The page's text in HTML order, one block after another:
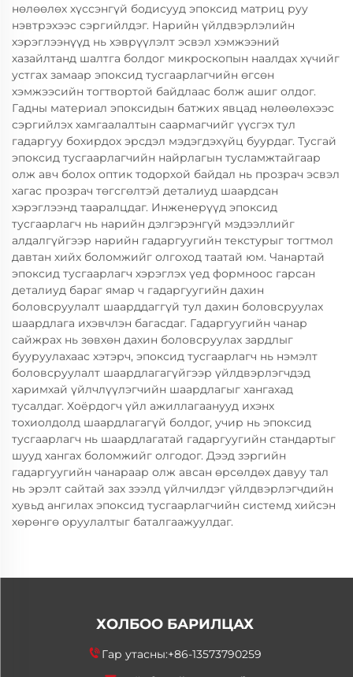
нөлөөлөх хүссэнгүй бодисууд эпоксид матриц руу
нэвтрэхээс сэргийлдэг. Нарийн үйлдвэрлэлийн
хэрэглээнүүд нь хэврүүлэлт эсвэл хэмжээний
хазайлтанд шалтга болдог микроскопын наалдах хүчийг
устгах замаар эпоксид тусгаарлагчийн өгсөн
хэмжээсийн тогтвортой байдлаас болж ашиг олдог.
Гадны материал эпоксидын батжих явцад нөлөөлөхээс
сэргийлэх хамгаалалтын саармагчийг үүсгэх тул
гадаргуу бохирдох эрсдэл мэдэгдэхүйц буурдаг. Тусгай
эпоксид тусгаарлагчийн найрлагын тусламжтайгаар
олж авч болох оптик тодорхой байдал нь прозрач эсвэл
хагас прозрач төгсгөлтэй деталиуд шаардсан
хэрэглээнд тааралцдаг. Инженерүүд эпоксид
тусгаарлагч нь нарийн дэлгэрэнгүй мэдээллийг
алдалгүйгээр нарийн гадаргуугийн текстурыг тогтмол
давтан хийх боломжийг олгоход таатай юм. Чанартай
эпоксид тусгаарлагч хэрэглэх үед формноос гарсан
деталиуд бараг ямар ч гадаргуугийн дахин
боловсруулалт шаарддаггүй тул дахин боловсруулах
шаардлага ихэвчлэн багасдаг. Гадаргуугийн чанар
сайжрах нь зөвхөн дахин боловсруулах зардлыг
бууруулахаас хэтэрч, эпоксид тусгаарлагч нь нэмэлт
боловсруулалт шаардлагагүйгээр үйлдвэрлэгчдэд
харимхай үйлчлүүлэгчийн шаардлагыг хангахад
тусалдаг. Хоёрдогч үйл ажиллагаанууд ихэнх
тохиолдолд шаардлагагүй болдог, учир нь эпоксид
тусгаарлагч нь шаардлагатай гадаргуугийн стандартыг
шууд хангах боломжийг олгодог. Дээд зэргийн
гадаргуугийн чанараар олж авсан өрсөлдөх давуу тал
нь эрэлт сайтай зах зээлд үйлчилдэг үйлдвэрлэгчдийн
хувьд ангилах эпоксид тусгаарлагчийн системд хийсэн
хөрөнгө оруулалтыг баталгаажуулдаг.
ХОЛБОО БАРИЛЦАХ
Гар утасны:+86-13573790259